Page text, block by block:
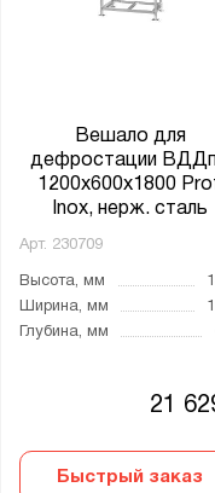
Вешало для
дефростации
1200x600x1800
Inox, нерж. сталь
Арт. 230709
Высота, мм
Ширина, мм
Глубина, мм
21
Быстрый заказ